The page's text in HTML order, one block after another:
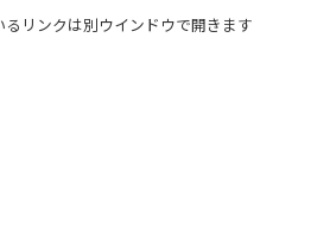
るリンクは別ウインドウで開きます